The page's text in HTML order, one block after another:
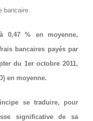
bancaire.
0,47 % en moyenne,
bancaires payés par
du 1er octobre 2011,
en moyenne.
se traduire, pour
significative de sa